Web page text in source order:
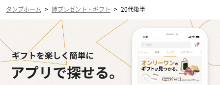
タンプホーム > 姉プレゼント・ギフト > 20代後半